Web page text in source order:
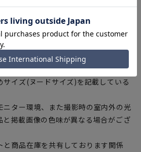
、予めご了承ください。
ります。サイズ表を確認の上、ご購
ださい。
より、着用感や実際のサイズ表に若
ございます。予めご了承ください。
がりサイズを記載しております。一
サイズ(ヌードサイズ)を記載している
ター環境、また撮影時の室内外の光
と掲載画像の色味が異なる場合がござ
商品在庫を共有しております関係